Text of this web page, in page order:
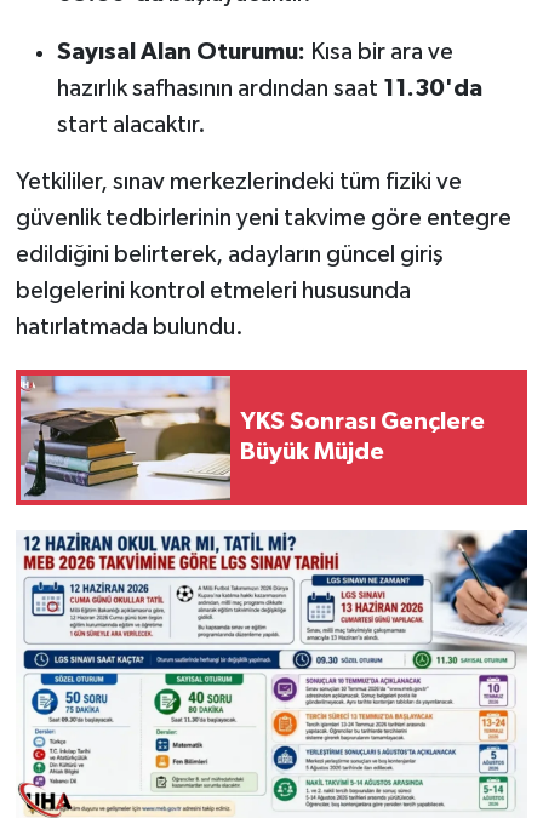
Sayısal Alan Oturumu: Kısa bir ara ve
hazırlık safhasının ardından saat 11.30'da
start alacaktır.
Yetkililer, sınav merkezlerindeki tüm fiziki ve
güvenlik tedbirlerinin yeni takvime göre entegre
edildiğini belirterek, adayların güncel giriş
belgelerini kontrol etmeleri hususunda
hatırlatmada bulundu.
YKS Sonrası Gençlere
Büyük Müjde